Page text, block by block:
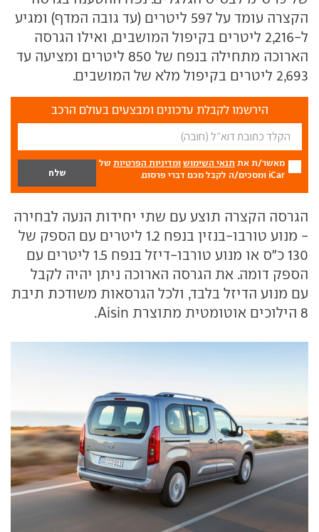
הקצרה עומד על 597 ליטרים (עד גובה המדף) ומגיע
ל-2,216 ליטרים בקיפול המושבים, ואילו הגרסה
הארוכה מתחילה בנפח של 850 ליטרים ומציעה עד
2,693 ליטרים בקיפול מלא של המושבים.
הירשמו לקבלת עדכונים ומבצעים בעולם הרכב
מאשר/ת את תנאי השימוש ומדיניות הפרטיות של
iCar ומסכים/ה לקבל מכם דברי פרסום.
הגרסה הקצרה תוצע עם שתי יחידות הנעה לבחירה
- מנוע טורבו-בנזין בנפח 1.2 ליטרים עם הספק של
130 כ"ס או מנוע טורבו-דיזל בנפח 1.5 ליטרים עם
הספק דומה. את הגרסה הארוכה ניתן יהיה לקבל
עם מנוע הדיזל בלבד, ולכל הגרסאות משודכת תיבת
8 הילוכים אוטומטית מתוצרת Aisin.